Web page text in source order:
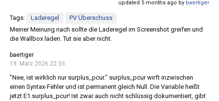
updated 5 months ago by baertiger
Tags: Laderegel
PV Überschuss
Meiner Meinung nach sollte die Laderegel im Screenshot greifen und
die Wallbox laden. Tut sie aber nicht.
baertiger
19. März 2026 22:33
"Nee, ist wirklich nur surplus_pcur." surplus_pcur wirft inzwischen
einen Syntax-Fehler und ist permanent gleich Null. Die Variable heißt
jetzt E1.surplus_pcur! Ist zwar auch nicht schlüssig dokumentiert, gibt